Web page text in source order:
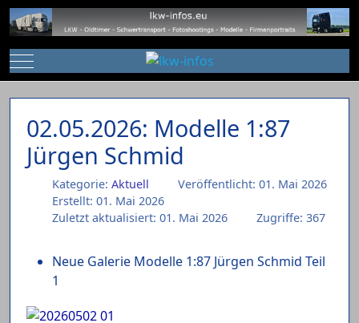
Mobile Menu Toggle
02.05.2026: Modelle 1:87
Jürgen Schmid
Kategorie: Aktuell
Veröffentlicht: 01. Mai 2026
Erstellt: 01. Mai 2026
Zuletzt aktualisiert: 01. Mai 2026
Zugriffe: 367
Neue Galerie Modelle 1:87 Jürgen Schmid Teil
1